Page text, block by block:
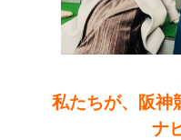
私たちが、阪神
ナ